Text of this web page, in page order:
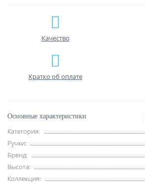
Качество
Кратко об оплате
Основные характеристики
Категория:
Ручки:
Бренд:
Высота:
Коллекция: